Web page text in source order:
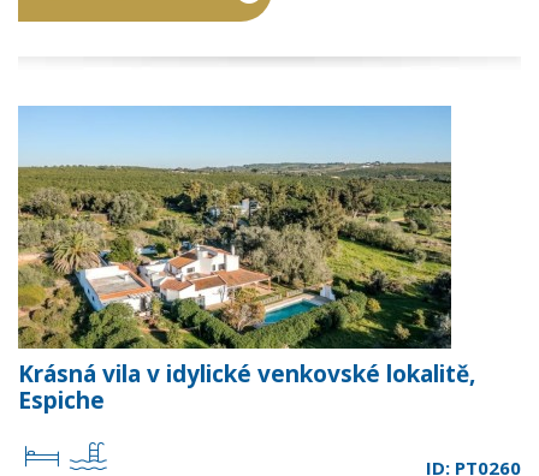
Krásná vila v idylické venkovské lokalitě,
Espiche
ID: PT0260